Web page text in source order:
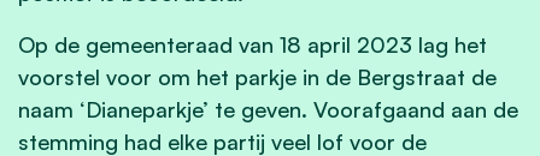
Op de gemeenteraad van 18 april 2023 lag het
voorstel voor om het parkje in de Bergstraat de
naam ‘Dianeparkje’ te geven. Voorafgaand aan de
stemming had elke partij veel lof voor de